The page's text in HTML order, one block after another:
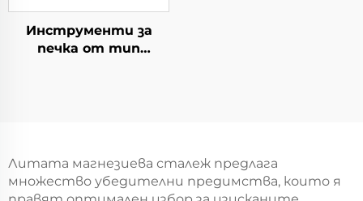
Инструменти за
печка от тип
Литата магнезиева сталеж предлага
множество убедителни предимства, които я